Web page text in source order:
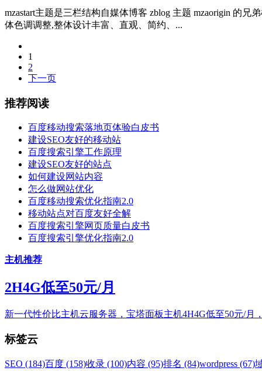
mzastart主题是三栏结构自媒体博客 zblog 主题 mzaorigin 的
体色调调整,整体设计丰富、直观、简约、...
1
2
下一页
推荐阅读
百度移动搜索落地页体验白皮书
建设SEO友好的移动站
百度搜索引擎工作原理
建设SEO友好的站点
如何建设网站内容
怎么做网站优化
百度移动搜索优化指南2.0
移动站点对百度友好全解
百度搜索引擎网页质量白皮书
百度搜索引擎优化指南2.0
主机推荐
2H4G低至50元/月
新一代性价比主机云服务器，宝塔面板主机4H4G低至50元/月
标签云
SEO (184)百度 (158)收录 (100)内容 (95)排名 (84)wordpress (67)